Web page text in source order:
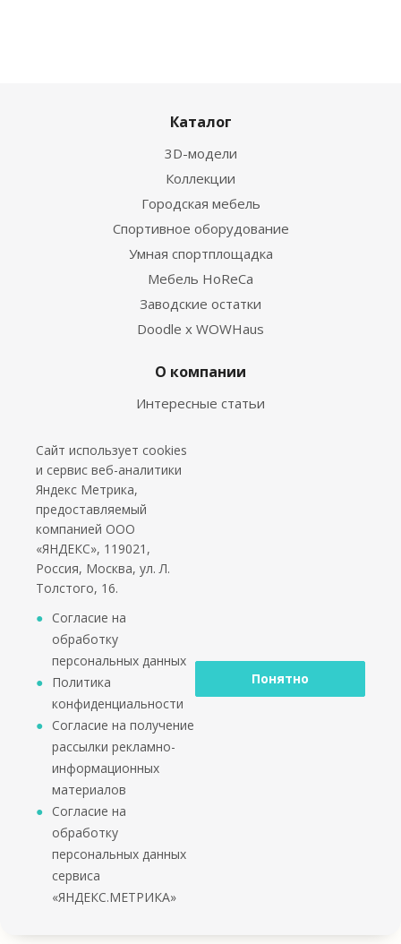
Каталог
3D-модели
Коллекции
Городская мебель
Спортивное оборудование
Умная спортплощадка
Мебель HoReCa
Заводские остатки
Doodle x WOWHaus
О компании
Интересные статьи
Дизайнеры
Партнеры
Зоны благоустройства
Оплата
Доставка
Гарантия
Согласие на обработку персональных данных
Политика конфиденциальности
Согласие на получение рассылки рекламно-
Согласие на обработку персональных данных сервиса
Сайт использует cookies
и сервис веб-аналитики
Яндекс Метрика,
предоставляемый
компанией ООО
«ЯНДЕКС», 119021,
Россия, Москва, ул. Л.
Толстого, 16.
Согласие на
обработку
персональных данных
Политика
конфиденциальности
Согласие на получение
рассылки рекламно-
информационных
материалов
Согласие на
обработку
персональных данных
сервиса
«ЯНДЕКС.МЕТРИКА»
Понятно